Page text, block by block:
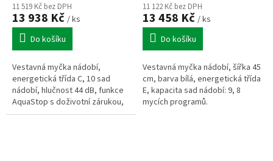
11 519 Kč bez DPH
13 938 Kč / ks
Do košíku
Vestavná myčka nádobí,
energetická třída C, 10 sad
nádobí, hlučnost 44 dB, funkce
AquaStop s doživotní zárukou,
Wi-Fi připojení Home Connect,
11 122 Kč bez DPH
13 458 Kč / ks
Do košíku
Vestavná myčka nádobí, šířka 45
cm, barva bílá, energetická třída
E, kapacita sad nádobí: 9, 8
mycích programů.